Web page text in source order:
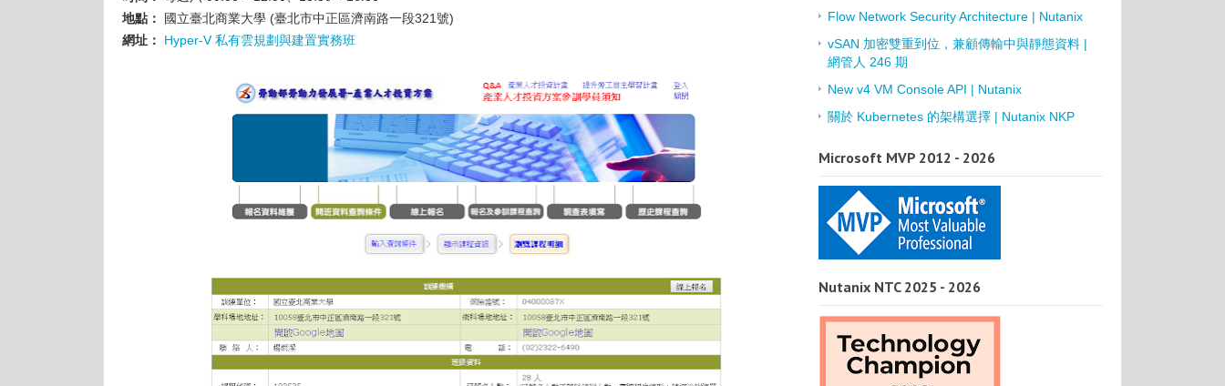
地點：
國立臺北商業大學 (臺北市中正區濟南路一段321號)
網址： Hyper-V 私有雲規劃與建置實務班
Flow Network Security Architecture | Nutanix
vSAN 加密雙重到位，兼顧傳輸中與靜態資料 |
網管人 246 期
New v4 VM Console API | Nutanix
關於 Kubernetes 的架構選擇 | Nutanix NKP
Microsoft MVP 2012 - 2026
Nutanix NTC 2025 - 2026